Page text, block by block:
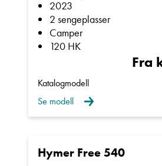
2023
2 sengeplasser
Camper
120 HK
Fra
Katalogmodell
Se modell
Hymer Free 540